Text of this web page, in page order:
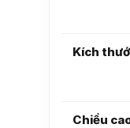
Kích
Chiều